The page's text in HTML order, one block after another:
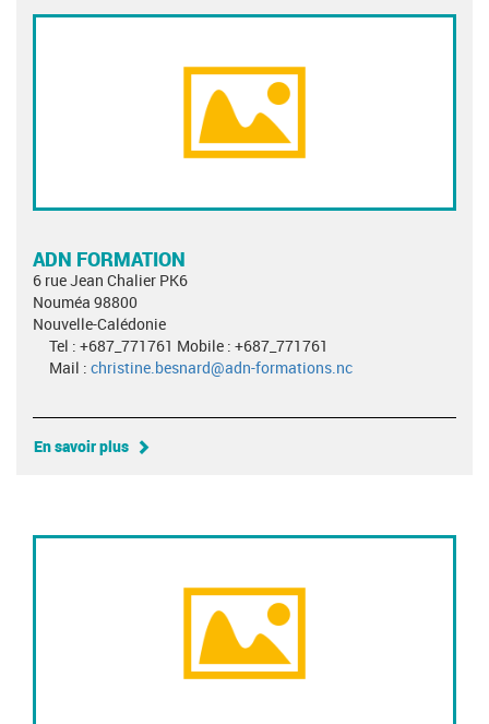
ADN FORMATION
6 rue Jean Chalier PK6
Nouméa 98800
Nouvelle-Calédonie
Tel : +687_771761 Mobile : +687_771761
Mail : christine.besnard@adn-formations.nc
En savoir plus